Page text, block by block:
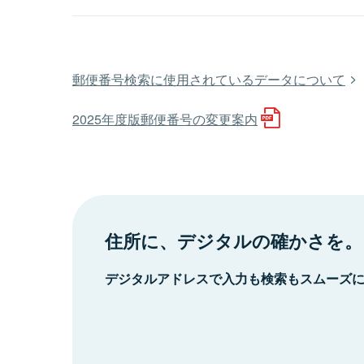
郵便番号検索に使用されているデータについて
2025年度版郵便番号の変更案内
住所に、デジタルの確かさを。
デジタルアドレスで入力も検索もスムーズ